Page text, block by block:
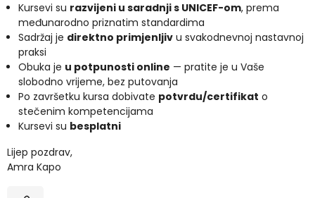
Kursevi su razvijeni u saradnji s UNICEF-om, prema
međunarodno priznatim standardima
Sadržaj je direktno primjenljiv u svakodnevnoj nastavnoj
praksi
Obuka je u potpunosti online — pratite je u Vaše
slobodno vrijeme, bez putovanja
Po završetku kursa dobivate potvrdu/certifikat o
stečenim kompetencijama
Kursevi su besplatni
Lijep pozdrav,
Amra Kapo